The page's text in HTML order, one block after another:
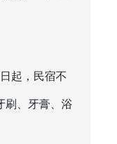
起，民宿不
刷、牙膏、浴